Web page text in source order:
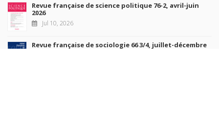
Revue française de science politique 76-2, avril-juin
2026
Jul 10, 2026
Revue française de sociologie 66 3/4, juillet-décembre